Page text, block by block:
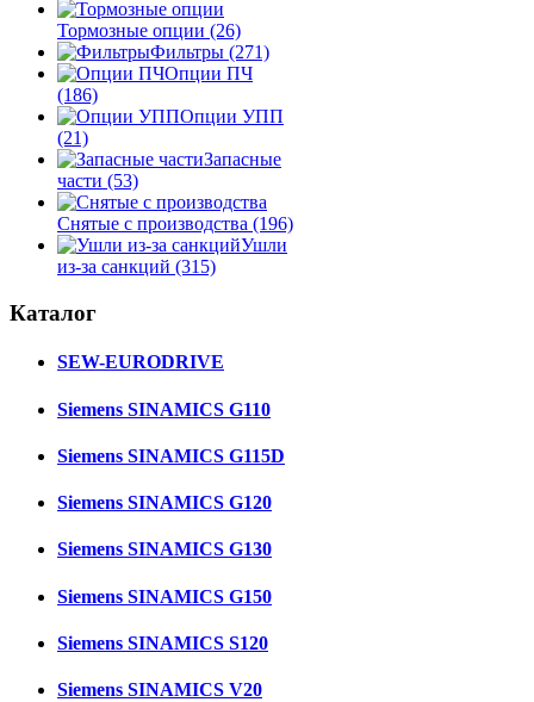
Тормозные опции (26)
Фильтры (271)
Опции ПЧ
(186)
Опции УПП
(21)
Запасные
части (53)
Снятые с производства (196)
Ушли
из-за санкций (315)
Каталог
SEW-EURODRIVE
Siemens SINAMICS G110
Siemens SINAMICS G115D
Siemens SINAMICS G120
Siemens SINAMICS G130
Siemens SINAMICS G150
Siemens SINAMICS S120
Siemens SINAMICS V20